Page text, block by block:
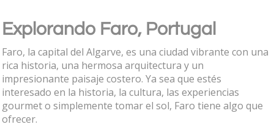
Explorando Faro, Portugal
Faro, la capital del Algarve, es una ciudad vibrante con una
rica historia, una hermosa arquitectura y un
impresionante paisaje costero. Ya sea que estés
interesado en la historia, la cultura, las experiencias
gourmet o simplemente tomar el sol, Faro tiene algo que
ofrecer.